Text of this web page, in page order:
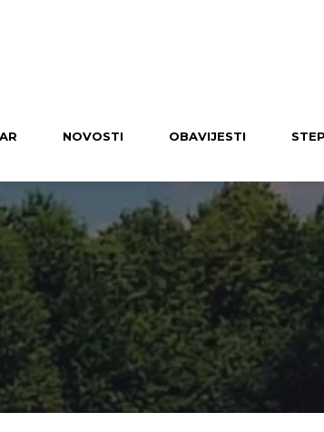
NOVOSTI OBAVIJESTI